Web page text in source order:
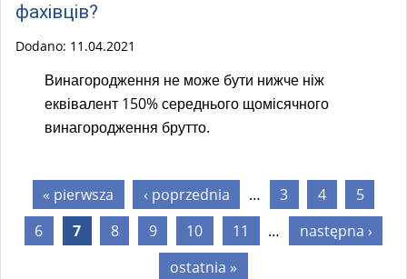
фахівців?
Dodano: 11.04.2021
Винагородження не може бути нижче ніж
еквівалент 150% середнього щомісячного
винагородження брутто.
Сторінки
« pierwsza ‹ poprzednia … 3 4
5
6
7 8 9 10 11 …
następna ›
ostatnia »